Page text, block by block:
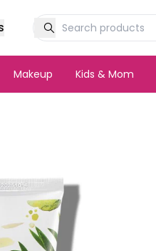
Makeup Kids & Mom